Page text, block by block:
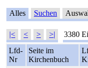
Alles Suchen
|< < > >| 3380
Lfd-
Nr
Seite im
Kirchenbuch